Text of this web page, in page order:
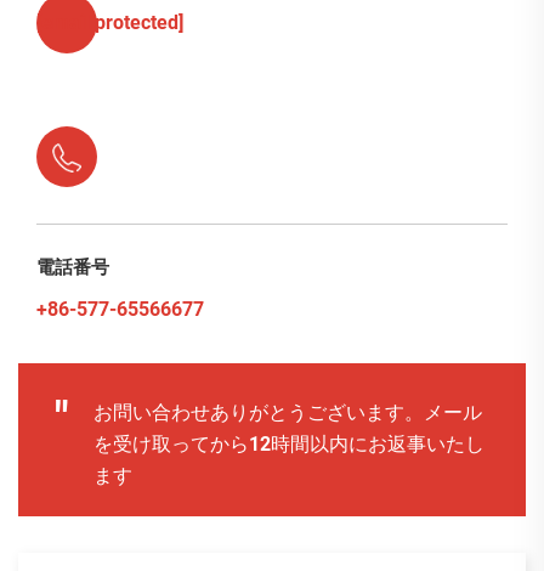
[email protected]
電話番号
+86-577-65566677
"
お問い合わせありがとうございます。メール
を受け取ってから12時間以内にお返事いたし
ます